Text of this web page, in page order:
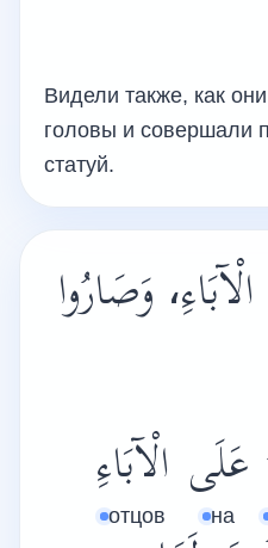
Видели также, как
головы и совершали
статуй.
وَصَارُوا
عَلَى
на
الْآبَاءِ
отцов